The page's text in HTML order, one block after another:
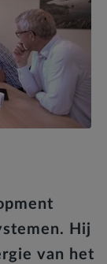
Hij
van het